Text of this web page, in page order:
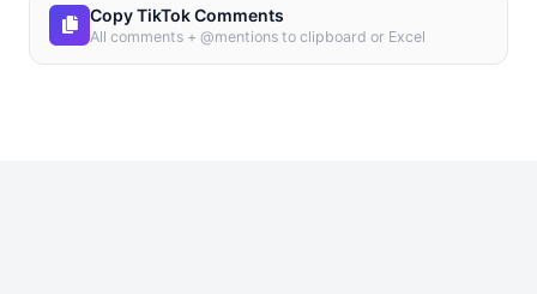
Copy TikTok Comments
All comments + @mentions to clipboard or Excel